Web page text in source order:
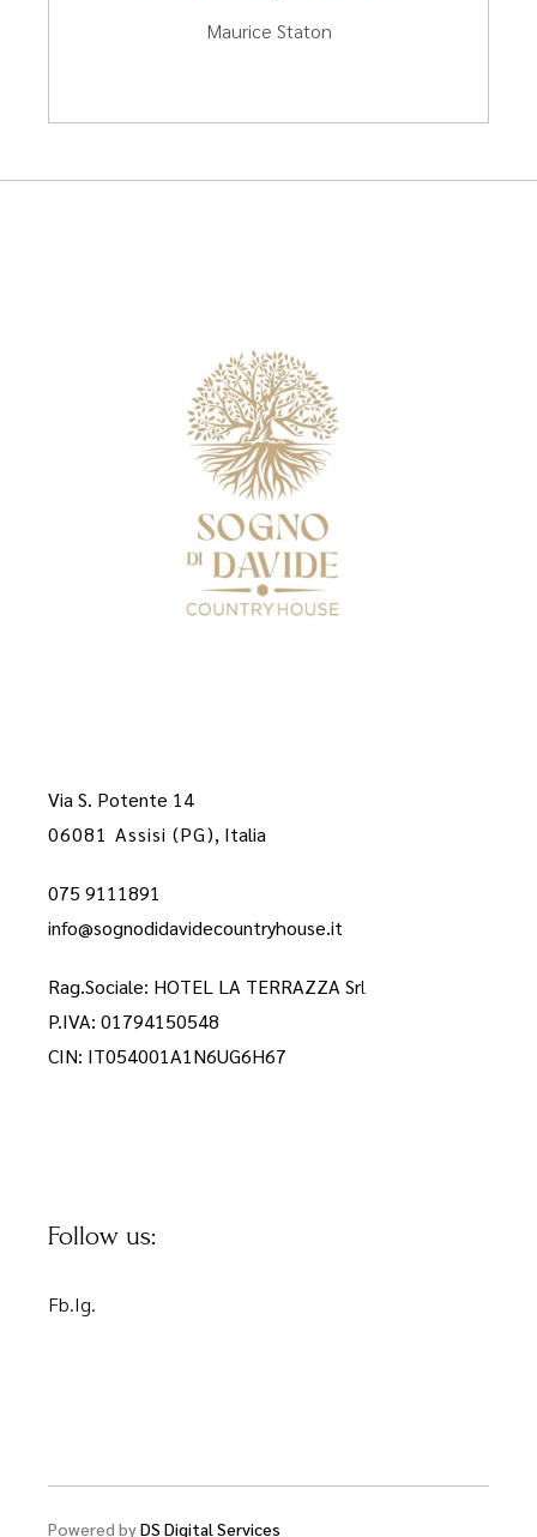
Maurice Staton
Via S. Potente 14
06081 Assisi (PG), Italia
075 9111891
info@sognodidavidecountryhouse.it
Rag.Sociale: HOTEL LA TERRAZZA Srl
P.IVA: 01794150548
CIN: IT054001A1N6UG6H67
Follow us:
Fb.Ig.
Powered byDS Digital Services